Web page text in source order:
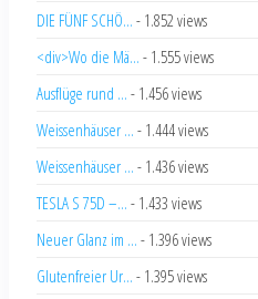
DIE FÜNF SCHÖ... - 1.852 views
<div>Wo die Mä... - 1.555 views
Ausflüge rund ... - 1.456 views
Weissenhäuser ... - 1.444 views
Weissenhäuser ... - 1.436 views
TESLA S 75D –... - 1.433 views
Neuer Glanz im ... - 1.396 views
Glutenfreier Ur... - 1.395 views